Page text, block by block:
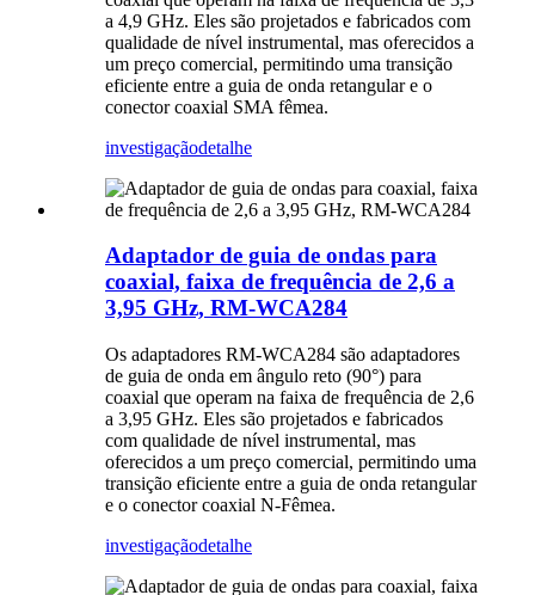
a 4,9 GHz. Eles são projetados e fabricados com
qualidade de nível instrumental, mas oferecidos a
um preço comercial, permitindo uma transição
eficiente entre a guia de onda retangular e o
conector coaxial SMA fêmea.
investigaçãodetalhe
Adaptador de guia de ondas para
coaxial, faixa de frequência de 2,6 a
3,95 GHz, RM-WCA284
Os adaptadores RM-WCA284 são adaptadores
de guia de onda em ângulo reto (90°) para
coaxial que operam na faixa de frequência de 2,6
a 3,95 GHz. Eles são projetados e fabricados
com qualidade de nível instrumental, mas
oferecidos a um preço comercial, permitindo uma
transição eficiente entre a guia de onda retangular
e o conector coaxial N-Fêmea.
investigaçãodetalhe